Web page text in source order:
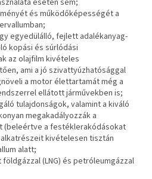
és működőképességét a
egyedülálló, fejlett adalékanyag-
kopási és súrlódási
az olajfilm kivételes
ami a jó szivattyúzhatósággal
a motor élettartamát még a
ellátott járművekben is;
tulajdonságok, valamint a kiváló
megakadályozzák a
(beleértve a festéklerakódásokat
kivételesen tisztán
alatt;
(LNG) és petróleumgázzal